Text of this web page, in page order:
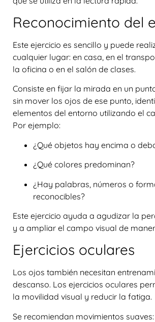
Reconocimiento del
Este ejercicio es sencillo y puede
cualquier lugar: en casa, en el
la oficina o en el salón de clases.
Consiste en fijar la mirada en un
sin mover los ojos de ese punto,
elementos del entorno utilizando el
Por ejemplo:
¿Qué objetos hay encima o
¿Qué colores predominan?
¿Hay palabras, números o
reconocibles?
Este ejercicio ayuda a agudizar la
y a ampliar el campo visual de
Ejercicios oculares
Los ojos también necesitan
descanso. Los ejercicios oculares
la movilidad visual y reducir la fatiga.
Se recomiendan movimientos suaves: